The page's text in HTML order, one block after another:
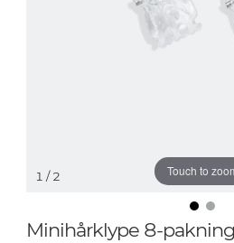
Touch to
1 / 2
Minihårklype 8-pakning